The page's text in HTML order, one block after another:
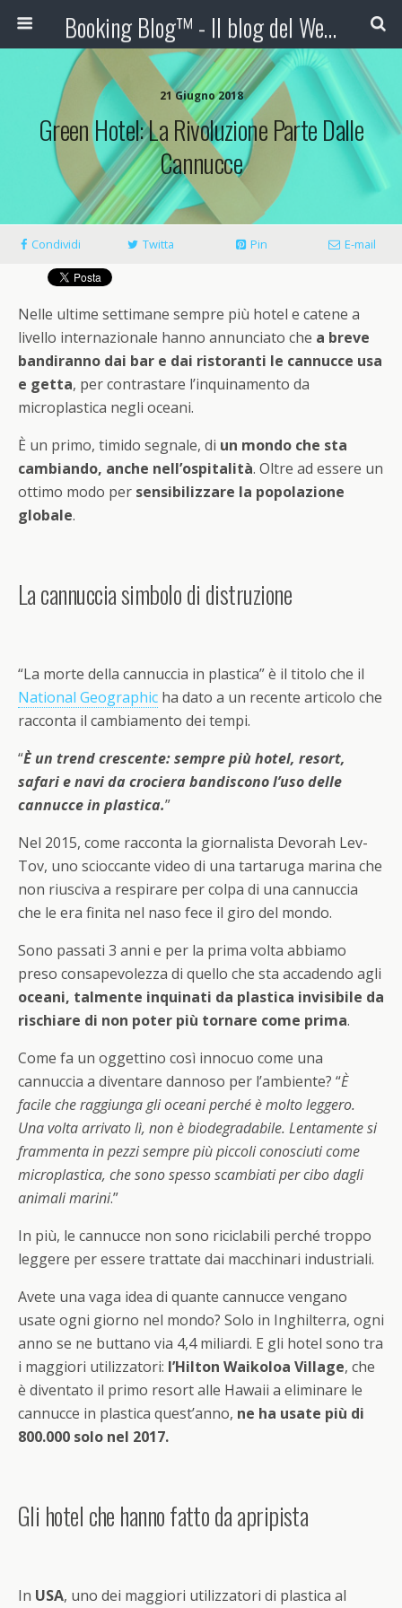
Booking Blog™ - Il blog del Web Marketing Turistico
21 Giugno 2018
Green Hotel: La Rivoluzione Parte Dalle
Cannucce
Condividi Twitta Pin E-mail
Nelle ultime settimane sempre più hotel e catene a
livello internazionale hanno annunciato che a breve
bandiranno dai bar e dai ristoranti le cannucce usa
e getta, per contrastare l’inquinamento da
microplastica negli oceani.
È un primo, timido segnale, di un mondo che sta
cambiando, anche nell’ospitalità. Oltre ad essere un
ottimo modo per sensibilizzare la popolazione
globale.
La cannuccia simbolo di distruzione
“La morte della cannuccia in plastica” è il titolo che il
National Geographic ha dato a un recente articolo che
racconta il cambiamento dei tempi.
“È un trend crescente: sempre più hotel, resort,
safari e navi da crociera bandiscono l’uso delle
cannucce in plastica.”
Nel 2015, come racconta la giornalista Devorah Lev-
Tov, uno scioccante video di una tartaruga marina che
non riusciva a respirare per colpa di una cannuccia
che le era finita nel naso fece il giro del mondo.
Sono passati 3 anni e per la prima volta abbiamo
preso consapevolezza di quello che sta accadendo agli
oceani, talmente inquinati da plastica invisibile da
rischiare di non poter più tornare come prima.
Come fa un oggettino così innocuo come una
cannuccia a diventare dannoso per l’ambiente? “È
facile che raggiunga gli oceani perché è molto leggero.
Una volta arrivato lì, non è biodegradabile. Lentamente si
frammenta in pezzi sempre più piccoli conosciuti come
microplastica, che sono spesso scambiati per cibo dagli
animali marini.”
In più, le cannucce non sono riciclabili perché troppo
leggere per essere trattate dai macchinari industriali.
Avete una vaga idea di quante cannucce vengano
usate ogni giorno nel mondo? Solo in Inghilterra, ogni
anno se ne buttano via 4,4 miliardi. E gli hotel sono tra
i maggiori utilizzatori: l’Hilton Waikoloa Village, che
è diventato il primo resort alle Hawaii a eliminare le
cannucce in plastica quest’anno, ne ha usate più di
800.000 solo nel 2017.
Gli hotel che hanno fatto da apripista
In USA, uno dei maggiori utilizzatori di plastica al